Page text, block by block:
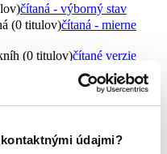
údajmi?
čítaná - výborný stav
(0 titulov)čítaná - mierne
(0 titulov)čítané verzie